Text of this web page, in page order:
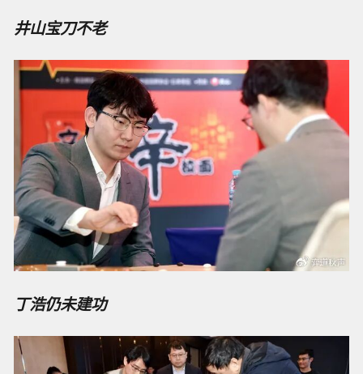
井山宝刀不老
丁浩仍未建功